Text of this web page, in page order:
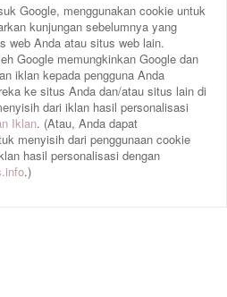
Google, menggunakan cookie untuk
kunjungan sebelumnya yang
web Anda atau situs web lain.
Google memungkinkan Google dan
iklan kepada pengguna Anda
ke situs Anda dan/atau situs lain di
dari iklan hasil personalisasi
Iklan. (Atau, Anda dapat
menyisih dari penggunaan cookie
hasil personalisasi dengan
.)